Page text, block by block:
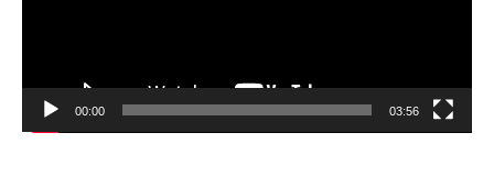
00:00 03:56